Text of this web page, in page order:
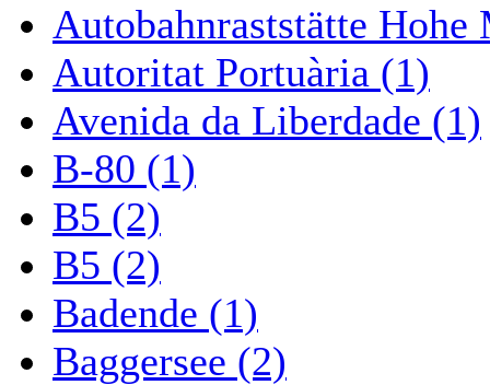
Autobahnraststätte Hohe
Autoritat Portuària (1)
Avenida da Liberdade (1)
B-80 (1)
B5 (2)
B5 (2)
Badende (1)
Baggersee (2)